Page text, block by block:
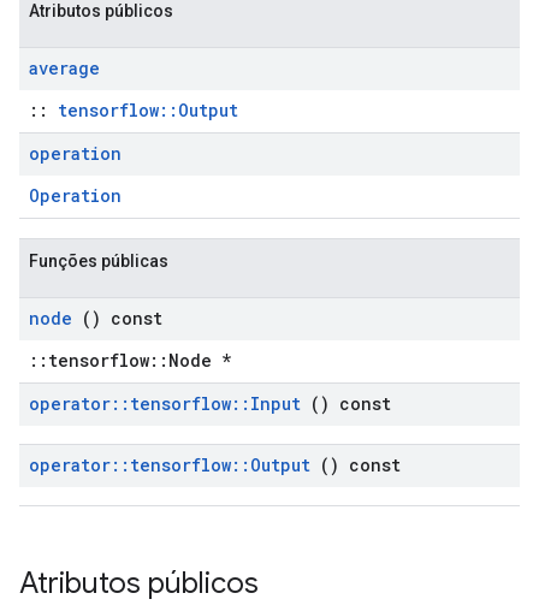
Atributos públicos
average
:: tensorflow::Output
operation
Operation
Funções públicas
node () const
::tensorflow::Node *
operator:: tensorflow:: Input () const
operator:: tensorflow:: Output () const
Atributos públicos